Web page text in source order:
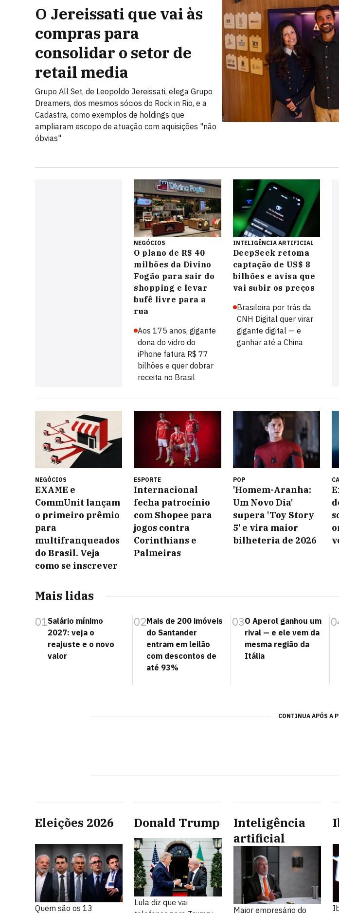
O Jereissati que vai às
compras para
consolidar o setor de
retail media
Grupo All Set, de Leopoldo Jereissati, elega Grupo
Dreamers, dos mesmos sócios do Rock in Rio, e a
Cadastra, como exemplos de holdings que
ampliaram escopo de atuação com aquisições "não
óbvias"
NEGÓCIOS
O plano de R$ 40
milhões da Divino
Fogão para sair do
shopping e levar
bufê livre para a
rua
Aos 175 anos, gigante
dona do vidro do
iPhone fatura R$ 77
bilhões e quer dobrar
receita no Brasil
INTELIGÊNCIA ARTIFICIAL
DeepSeek retoma
captação de US$ 8
bilhões e avisa que
vai subir os preços
Brasileira por trás da
CNH Digital quer virar
gigante digital — e
ganhar até a China
NEGÓCIOS
EXAME e
CommUnit lançam
o primeiro prêmio
para
multifranqueados
do Brasil. Veja
como se inscrever
ESPORTE
Internacional
fecha patrocínio
com Shopee para
jogos contra
Corinthians e
Palmeiras
POP
'Homem-Aranha:
Um Novo Dia'
supera 'Toy Story
5' e vira maior
bilheteria de 2026
Mais lidas
01Salário mínimo
2027: veja o
reajuste e o novo
valor
02Mais de 200 imóveis
do Santander
entram em leilão
com descontos de
até 93%
03O Aperol ganhou um
rival — e ele vem da
mesma região da
Itália
CONTINUA APÓS A
Eleições 2026
Quem são os 13
Donald Trump
Lula diz que vai
Inteligência
artificial
Maior empresário do